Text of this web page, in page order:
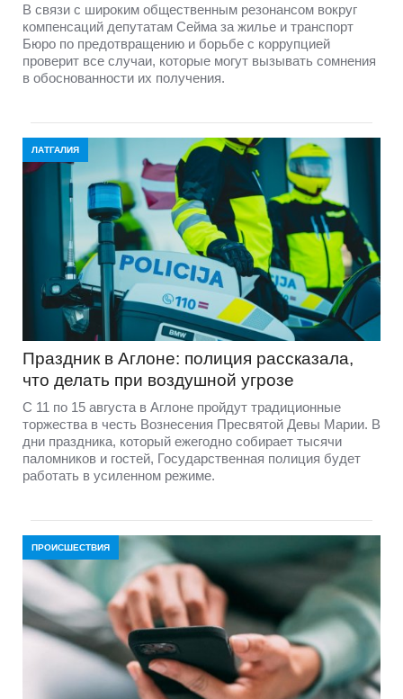
В связи с широким общественным резонансом вокруг
компенсаций депутатам Сейма за жилье и транспорт
Бюро по предотвращению и борьбе с коррупцией
проверит все случаи, которые могут вызывать сомнения
в обоснованности их получения.
ЛАТГАЛИЯ
Праздник в Аглоне: полиция рассказала,
что делать при воздушной угрозе
С 11 по 15 августа в Аглоне пройдут традиционные
торжества в честь Вознесения Пресвятой Девы Марии. В
дни праздника, который ежегодно собирает тысячи
паломников и гостей, Государственная полиция будет
работать в усиленном режиме.
ПРОИСШЕСТВИЯ